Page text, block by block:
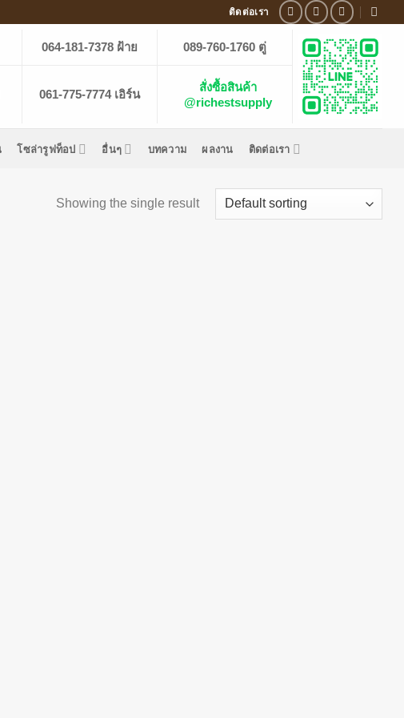
ติดต่อเรา
064-181-7378 ฝ้าย 089-760-1760 ตู่
061-775-7774 เอิร์น
สั่งซื้อสินค้า
@richestsupply
โซล่ารูฟท็อป อื่นๆ บทความ ผลงาน ติดต่อเรา
Showing the single result